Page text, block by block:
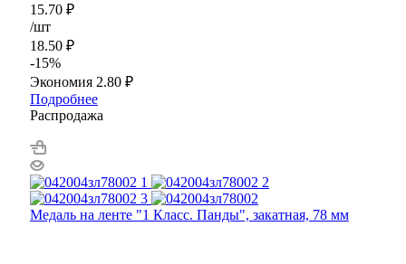
15.70 ₽
/шт
18.50 ₽
-15%
Экономия 2.80 ₽
Подробнее
Распродажа
Медаль на ленте "1 Класс. Панды", закатная, 78 мм